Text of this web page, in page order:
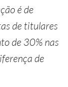
é de
de titulares
de 30% nas
de